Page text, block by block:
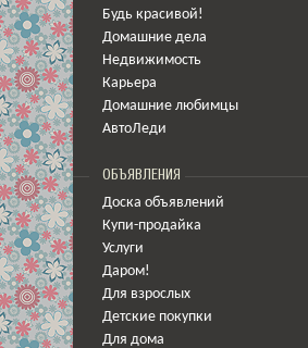
Будь красивой!
Домашние дела
Недвижимость
Карьера
Домашние любимцы
АвтоЛеди
ОБЪЯВЛЕНИЯ
Доска объявлений
Купи-продайка
Услуги
Даром!
Для взрослых
Детские покупки
Для дома